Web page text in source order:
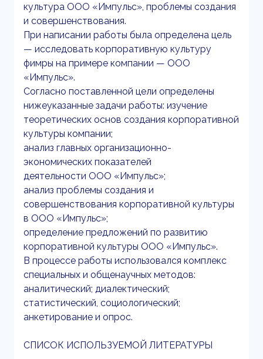
культура ООО «Импульс», проблемы создания
и совершенствования.
При написании работы была определена цель
— исследовать корпоративную культуру
фимры на примере компании — ООО
«Импульс».
Согласно поставленной цели определены
нижеуказанные задачи работы: изучение
теоретических основ создания корпоративной
культуры компании;
анализ главных организационно-
экономических показателей
деятельности ООО «Импульс»;
анализ проблемы создания и
совершенствования корпоративной культуры
в ООО «Импульс»;
определение предложений по развитию
корпоративной культуры ООО «Импульс».
В процессе работы использовался комплекс
специальных и общенаучных методов:
аналитический; диалектический;
статистический, социологический;
анкетирование и опрос.
СПИСОК ИСПОЛЬЗУЕМОЙ ЛИТЕРАТУРЫ